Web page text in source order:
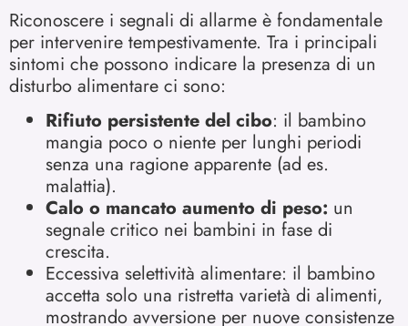
Riconoscere i segnali di allarme è fondamentale
per intervenire tempestivamente. Tra i principali
sintomi che possono indicare la presenza di un
disturbo alimentare ci sono:
Rifiuto persistente del cibo: il bambino
mangia poco o niente per lunghi periodi
senza una ragione apparente (ad es.
malattia).
Calo o mancato aumento di peso: un
segnale critico nei bambini in fase di
crescita.
Eccessiva selettività alimentare: il bambino
accetta solo una ristretta varietà di alimenti,
mostrando avversione per nuove consistenze